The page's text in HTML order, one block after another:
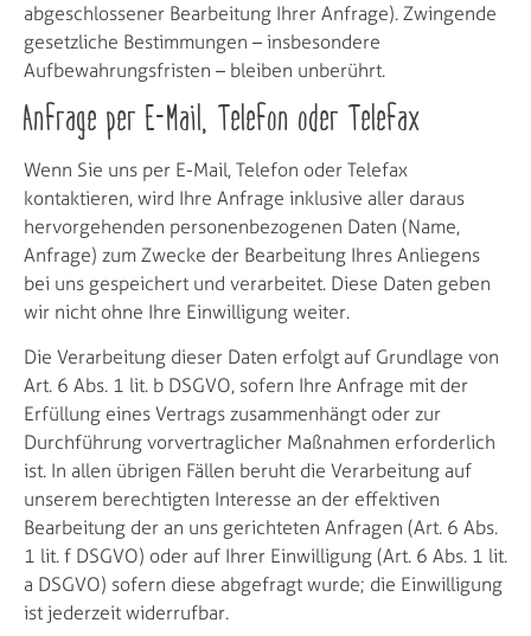
abgeschlossener Bearbeitung Ihrer Anfrage). Zwingende
gesetzliche Bestimmungen – insbesondere
Aufbewahrungsfristen – bleiben unberührt.
Anfrage per E-Mail, Telefon oder Telefax
Wenn Sie uns per E-Mail, Telefon oder Telefax
kontaktieren, wird Ihre Anfrage inklusive aller daraus
hervorgehenden personenbezogenen Daten (Name,
Anfrage) zum Zwecke der Bearbeitung Ihres Anliegens
bei uns gespeichert und verarbeitet. Diese Daten geben
wir nicht ohne Ihre Einwilligung weiter.
Die Verarbeitung dieser Daten erfolgt auf Grundlage von
Art. 6 Abs. 1 lit. b DSGVO, sofern Ihre Anfrage mit der
Erfüllung eines Vertrags zusammenhängt oder zur
Durchführung vorvertraglicher Maßnahmen erforderlich
ist. In allen übrigen Fällen beruht die Verarbeitung auf
unserem berechtigten Interesse an der effektiven
Bearbeitung der an uns gerichteten Anfragen (Art. 6 Abs.
1 lit. f DSGVO) oder auf Ihrer Einwilligung (Art. 6 Abs. 1 lit.
a DSGVO) sofern diese abgefragt wurde; die Einwilligung
ist jederzeit widerrufbar.